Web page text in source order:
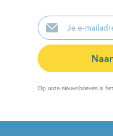
E-
mailadres
Op onze nieuwsbrieven is